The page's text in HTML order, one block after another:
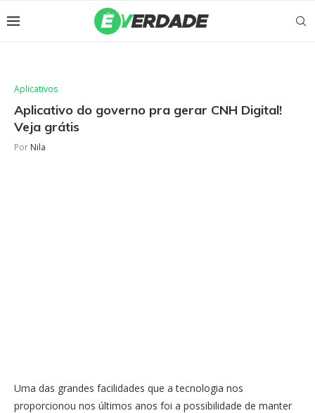
Aplicativos
Aplicativo do governo pra gerar CNH Digital!
Veja grátis
Por Nila
Uma das grandes facilidades que a tecnologia nos
proporcionou nos últimos anos foi a possibilidade de manter